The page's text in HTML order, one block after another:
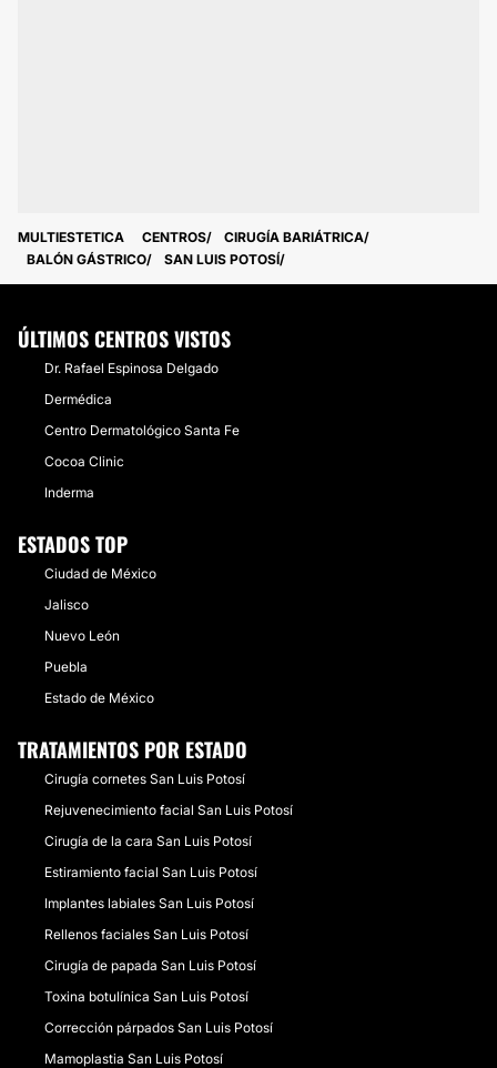
MULTIESTETICA CENTROS
CIRUGÍA BARIÁTRICA
BALÓN GÁSTRICO
SAN LUIS POTOSÍ
ÚLTIMOS CENTROS VISTOS
Dr. Rafael Espinosa Delgado
Dermédica
Centro Dermatológico Santa Fe
Cocoa Clinic
Inderma
ESTADOS TOP
Ciudad de México
Jalisco
Nuevo León
Puebla
Estado de México
TRATAMIENTOS POR ESTADO
Cirugía cornetes San Luis Potosí
Rejuvenecimiento facial San Luis Potosí
Cirugía de la cara San Luis Potosí
Estiramiento facial San Luis Potosí
Implantes labiales San Luis Potosí
Rellenos faciales San Luis Potosí
Cirugía de papada San Luis Potosí
Toxina botulínica San Luis Potosí
Corrección párpados San Luis Potosí
Mamoplastia San Luis Potosí